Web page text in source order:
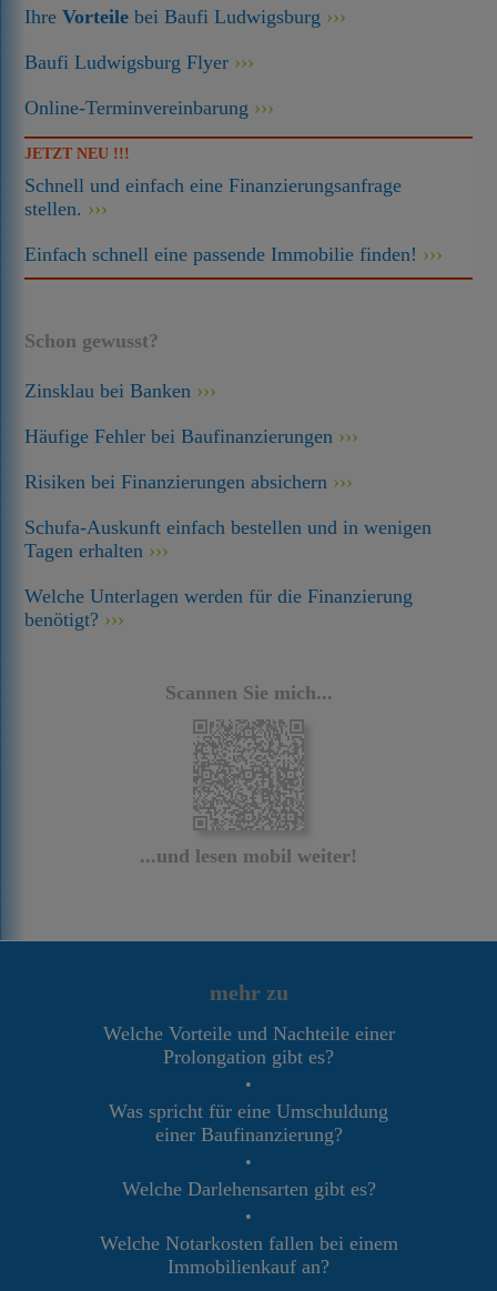
IhreVorteile bei Baufi Ludwigsburg
Baufi Ludwigsburg Flyer
Online-Terminvereinbarung
JETZT NEU !!!
Schnell und einfach eine Finanzierungsanfrage
stellen.
Einfach schnell eine passende Immobilie finden!
Schon gewusst?
Zinsklau bei Banken
Häufige Fehler bei Baufinanzierungen
Risiken bei Finanzierungen absichern
Schufa-Auskunft einfach bestellen und in wenigen
Tagen erhalten
Welche Unterlagen werden für die Finanzierung
benötigt?
Scannen Sie mich...
...und lesen mobil weiter!
mehr zu
Welche Vorteile und Nachteile einer
Prolongation gibt es?
•
Was spricht für eine Umschuldung
einer Baufinanzierung?
•
Welche Darlehensarten gibt es?
•
Welche Notarkosten fallen bei einem
Immobilienkauf an?